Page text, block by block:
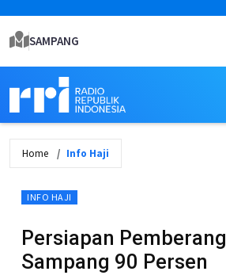
SAMPANG
Home Info Haji
INFO HAJI
Persiapan
Sampang 90 Persen